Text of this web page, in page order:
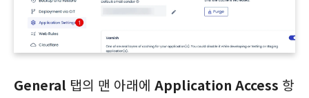
General 탭의 맨 아래에 Application Access 항